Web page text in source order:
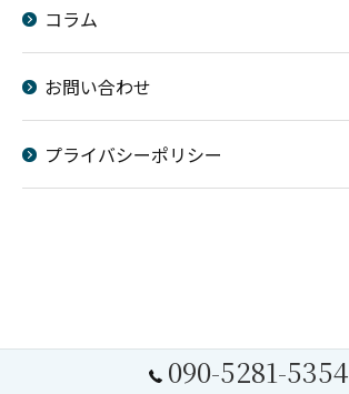
コラム
お問い合わせ
プライバシーポリシー
090-5281-5354